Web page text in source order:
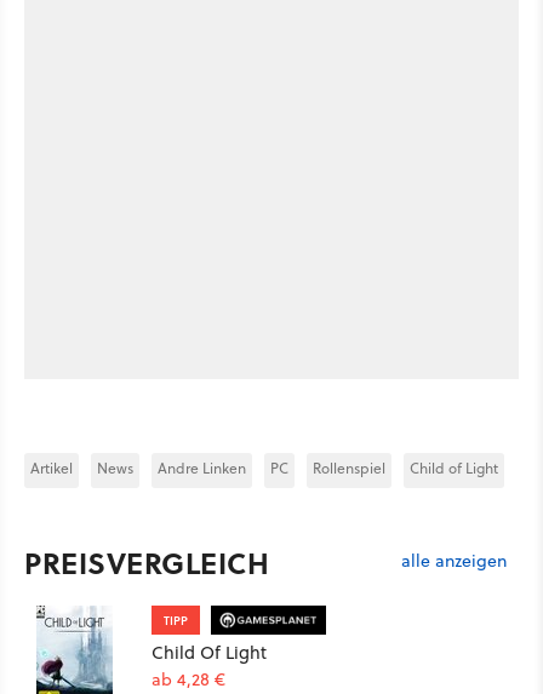
Artikel News Andre Linken PC Rollenspiel Child of Light
PREISVERGLEICH alle anzeigen
TIPP
Child Of Light
ab 4,28 €